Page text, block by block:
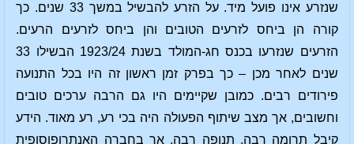
שנזרע אינו פועל מיד. על הזרע להבשיל במשך 33 שנים. כך
קורה הן ביחס לזרעים הטובים והן ביחס לזרעים הרעים.
הזרעים שנזרעו בכנס חג-המולד בשנת 1923/24 הבשילו 33
שנים לאחר מכן – כך בפרק זמן ראשון זה היו בכל התנועה
פירודים רבים. כמובן שקיימים היו גם הרבה ערכים טובים
וחשובים, אך מצב שיתוף הפעולה היה בכי רע, רע מאוד. הידע
קיבל תרומה רבה, תנופה רבה, אך בחברה האנתרופוסופית